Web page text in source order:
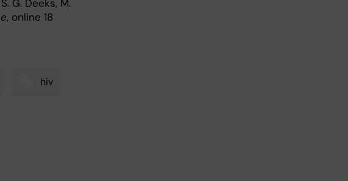
G. Deeks, M.
, online 18
hiv